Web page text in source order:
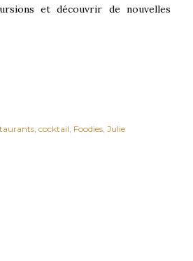
et découvrir de nouvelles
cocktail Foodies Julie